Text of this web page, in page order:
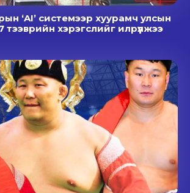
‘AI’ системээр хуурамч улсын
хэрэгслийг илрүүлжээ